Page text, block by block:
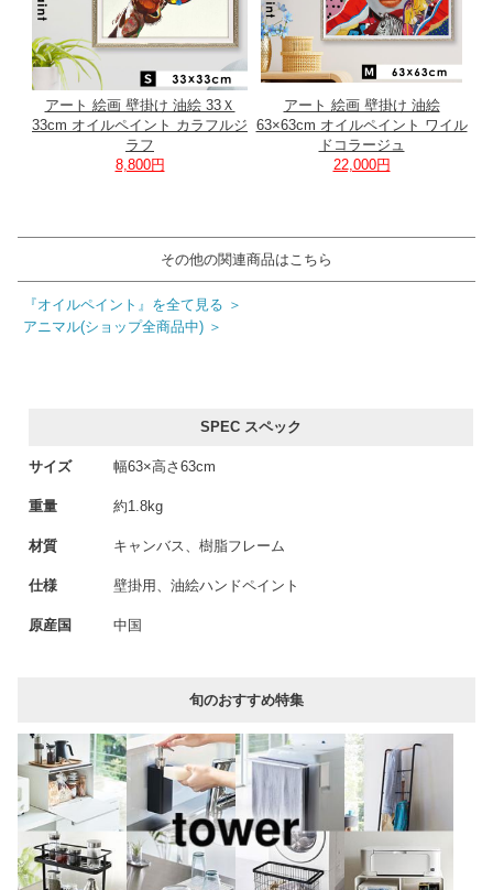
アート 絵画 壁掛け 油絵 33Ｘ
33cm オイルペイント カラフルジ
ラフ
8,800円
アート 絵画 壁掛け 油絵
63×63cm オイルペイント ワイル
ドコラージュ
22,000円
その他の関連商品はこちら
『オイルペイント』を全て見る ＞
アニマル(ショップ全商品中) ＞
SPEC スペック
サイズ 幅63×高さ63cm
重量 約1.8kg
材質 キャンバス、樹脂フレーム
仕様 壁掛用、油絵ハンドペイント
原産国 中国
旬のおすすめ特集